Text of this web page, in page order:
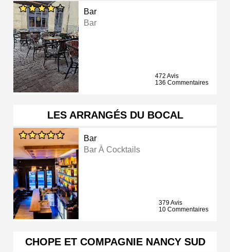
Bar
Bar
472 Avis
136 Commentaires
LES ARRANGÉS DU BOCAL
Bar
Bar À Cocktails
379 Avis
10 Commentaires
CHOPE ET COMPAGNIE NANCY SUD